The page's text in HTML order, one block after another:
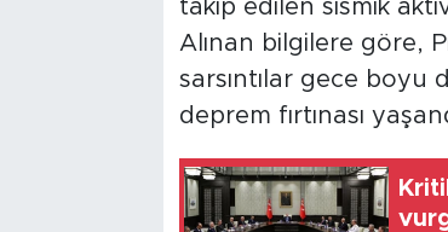
takip edilen sismik
Alınan bilgilere göre,
sarsıntılar gece boyu
deprem fırtınası